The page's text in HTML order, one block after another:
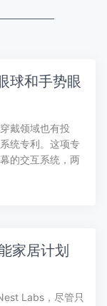
球和手势眼
戴领域也有投
统专利。这项专
的交互系统，两
家居计划
Labs，尽管只